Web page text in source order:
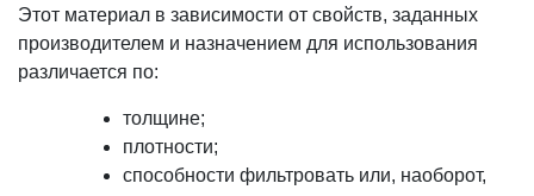
Этот материал в зависимости от свойств, заданных
производителем и назначением для использования
различается по:
толщине;
плотности;
способности фильтровать или, наоборот,